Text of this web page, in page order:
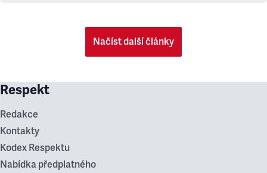
Načíst další články
Respekt
Redakce
Kontakty
Kodex Respektu
Nabídka předplatného